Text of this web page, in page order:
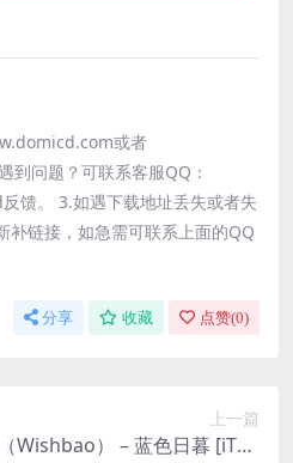
或者
问题？可联系客服QQ：
馈。 3.如遇下载地址丢失或者失
补链接，如急需可联系上面的QQ
分享 收藏 点赞(0)
上一篇
Wishbao） – 蓝色日暮 [iTun